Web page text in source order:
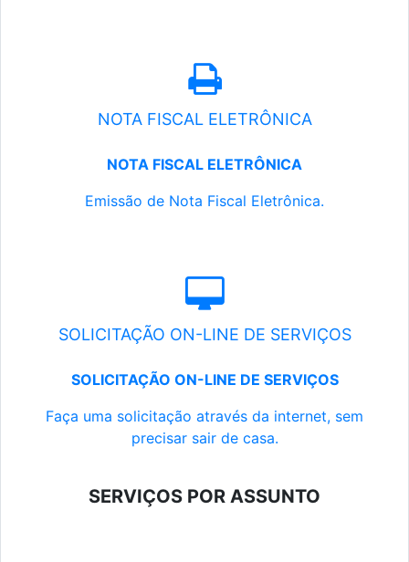
NOTA FISCAL ELETRÔNICA
NOTA FISCAL ELETRÔNICA
Emissão de Nota Fiscal Eletrônica.
SOLICITAÇÃO ON-LINE DE SERVIÇOS
SOLICITAÇÃO ON-LINE DE SERVIÇOS
Faça uma solicitação através da internet, sem
precisar sair de casa.
SERVIÇOS POR ASSUNTO